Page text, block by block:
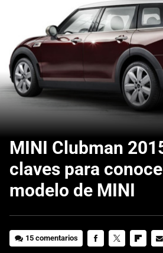
MINI Clubman
claves para
modelo de MINI
15 comentarios